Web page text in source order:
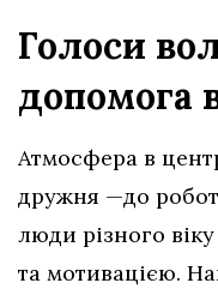
Голоси
допомога
Атмосфера в
дружня —до
люди різного
та мотивацією.